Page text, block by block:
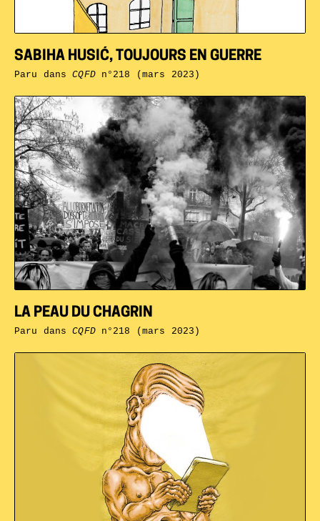
LA PEAU DU CHAGRIN
Paru dansCQFDn°218 (mars 2023)
SABIHA HUSIĆ, TOUJOURS EN GUERRE
Paru dansCQFDn°218 (mars 2023)